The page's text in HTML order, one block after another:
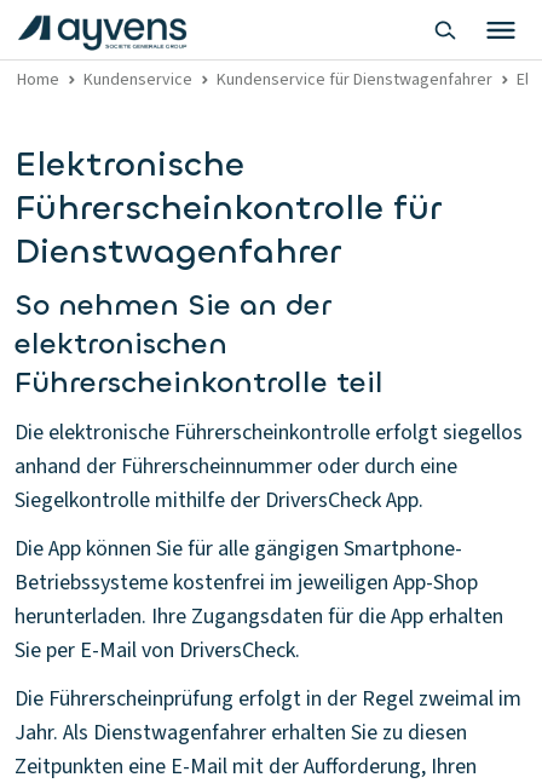
Home Kundenservice Kundenservice für Dienstwagenfahrer
Elektronische
Führerscheinkontrolle für
Dienstwagenfahrer
So nehmen Sie an der
elektronischen
Führerscheinkontrolle teil
Die elektronische Führerscheinkontrolle erfolgt siegellos
anhand der Führerscheinnummer oder durch eine
Siegelkontrolle mithilfe der DriversCheck App.
Die App können Sie für alle gängigen Smartphone-
Betriebssysteme kostenfrei im jeweiligen App-Shop
herunterladen. Ihre Zugangsdaten für die App erhalten
Sie per E-Mail von DriversCheck.
Die Führerscheinprüfung erfolgt in der Regel zweimal im
Jahr. Als Dienstwagenfahrer erhalten Sie zu diesen
Zeitpunkten eine E-Mail mit der Aufforderung, Ihren